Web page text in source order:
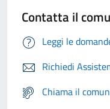
Contatta il
Leggi le
Richiedi
Chiama il